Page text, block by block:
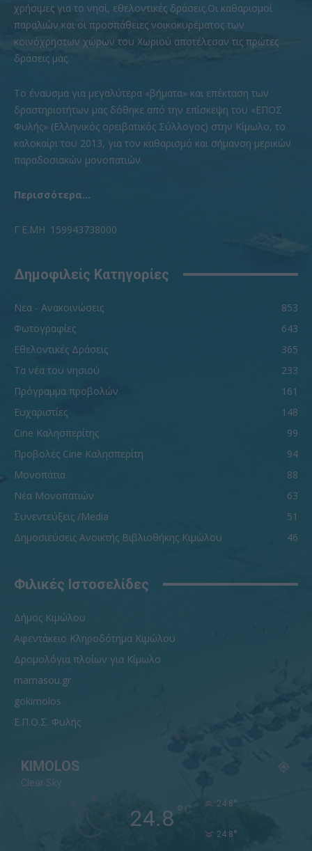
χρήσιμες για το νησί, εθελοντικές δράσεις.Οι καθαρισμοί
παραλιών και οι προσπάθειες νοικοκυρέματος των
κοινόχρηστων χώρων του Χωριού αποτέλεσαν τις πρώτες
δράσεις μας.
To έναυσμα για μεγαλύτερα «βήματα» και επέκταση των
δραστηριοτήτων μας δόθηκε από την επίσκεψη του «ΕΠΟΣ
Φυλής» (Ελληνικός ορειβατικός Σύλλογος) στην Κίμωλο, το
καλοκαίρι του 2013, για τον καθαρισμό και σήμανση μερικών
παραδοσιακών μονοπατιών.
Περισσότερα...
Γ.Ε.ΜΗ. 159943738000
Δημοφιλείς Κατηγορίες
Νεα - Ανακοινώσεις
853
Φωτογραφίες
643
Εθελοντικές Δράσεις
365
Τα νέα του νησιού
233
Πρόγραμμα προβολών
161
Ευχαριστίες
148
Cine Καλησπερίτης
99
Προβολές Cine Καλησπερίτη
94
Μονοπάτια
88
Νέα Μονοπατιών
63
Συνεντεύξεις /Media
51
Δημοσιεύσεις Ανοικτής Βιβλιοθήκης Κιμώλου
46
Φιλικές Ιστοσελίδες
Δήμος Κιμώλου
Αφεντάκειο Κληροδότημα Κιμώλου
Δρομολόγια πλοίων για Κίμωλο
mamasou.gr
gokimolos
Ε.Π.Ο.Σ. Φυλής
KIMOLOS
Clear Sky
24.8° C 24.8°
24.8°